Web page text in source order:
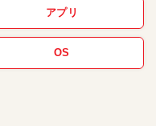
アプリ
OS